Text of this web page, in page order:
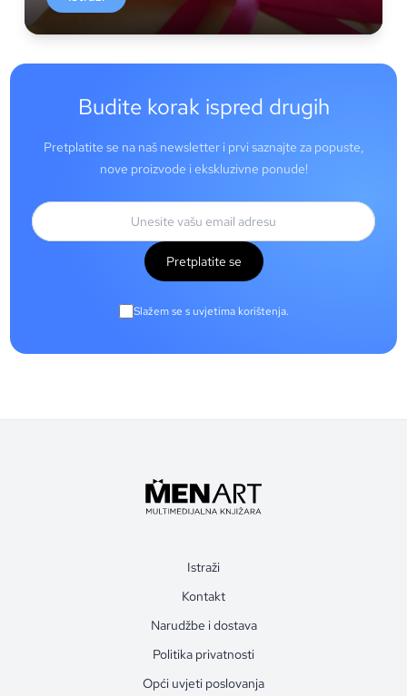
Budite korak ispred drugih
Pretplatite se na naš newsletter i prvi saznajte za popuste,
nove proizvode i ekskluzivne ponude!
Pretplatite se
Slažem se s uvjetima korištenja.
Istraži
Kontakt
Narudžbe i dostava
Politika privatnosti
Opći uvjeti poslovanja